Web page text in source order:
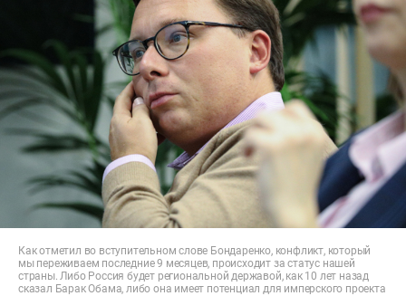
Как отметил во вступительном слове Бондаренко, конфликт, который
мы переживаем последние 9 месяцев, происходит за статус нашей
страны. Либо Россия будет региональной державой, как 10 лет назад
сказал Барак Обама, либо она имеет потенциал для имперского проекта